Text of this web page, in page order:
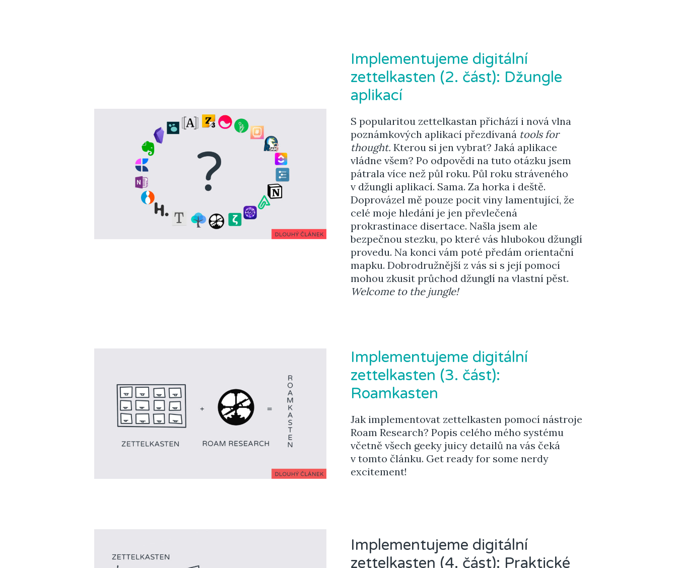
Implementujeme digitální
zettelkasten (2. část): Džungle
aplikací
S popularitou zettelkastan přichází i nová vlna
poznámkových aplikací přezdívaná tools for
thought.Kterou si jen vybrat? Jaká aplikace
vládne všem? Po odpovědi na tuto otázku jsem
pátrala více než půl roku. Půl roku stráveného
v džungli aplikací. Sama. Za horka i deště.
Doprovázel mě pouze pocit viny lamentující, že
celé moje hledání je jen převlečená
prokrastinace disertace. Našla jsem ale
bezpečnou stezku, po které vás hlubokou džunglí
provedu. Na konci vám poté předám orientační
mapku. Dobrodružnější z vás si s její pomocí
mohou zkusit průchod džunglí na vlastní pěst.
Welcome to the jungle!
Implementujeme digitální
zettelkasten (3. část):
Roamkasten
Jak implementovat zettelkasten pomocí nástroje
Roam Research? Popis celého mého systému
včetně všech geeky juicy detailů na vás čeká
v tomto článku. Get ready for some nerdy
excitement!
Implementujeme digitální
zettelkasten (4. část): Praktické